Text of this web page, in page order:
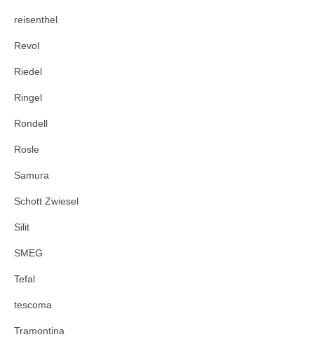
reisenthel
Revol
Riedel
Ringel
Rondell
Rosle
Samura
Schott Zwiesel
Silit
SMEG
Tefal
tescoma
Tramontina